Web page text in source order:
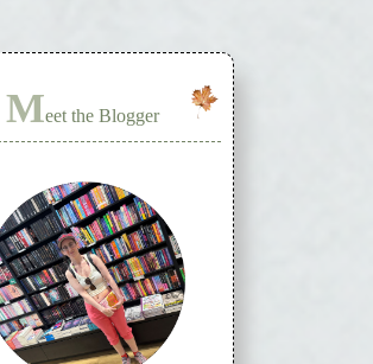
Meet the Blogger